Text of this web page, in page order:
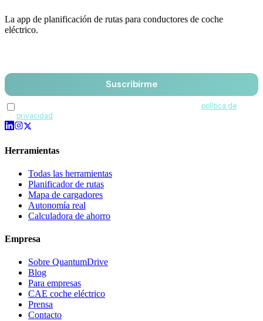
La app de planificación de rutas para conductores de coche
eléctrico.
Suscribirme
política de
privacidad
Herramientas
Todas las herramientas
Planificador de rutas
Mapa de cargadores
Autonomía real
Calculadora de ahorro
Empresa
Sobre QuantumDrive
Blog
Para empresas
CAE coche eléctrico
Prensa
Contacto